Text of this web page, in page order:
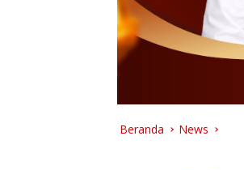
Beranda News